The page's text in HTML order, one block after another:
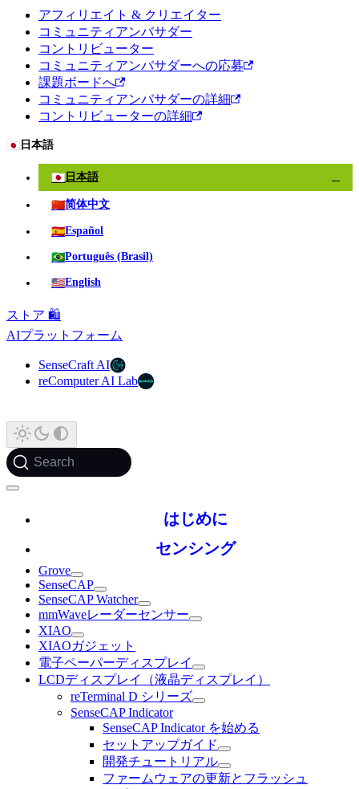
アフィリエイト & クリエイター
コミュニティアンバサダー
コントリビューター
コミュニティアンバサダーへの応募
課題ボードへ
コミュニティアンバサダーの詳細
コントリビューターの詳細
🇯🇵 日本語
🇯🇵 日本語
🇨🇳简体中文
🇪🇸Español
🇧🇷Português (Brasil)
🇺🇸English
ストア 🛍️
AIプラットフォーム
SenseCraft AI
reComputer AI Lab
Search
はじめに
センシング
Grove
SenseCAP
SenseCAP Watcher
mmWaveレーダーセンサー
XIAO
XIAOガジェット
電子ペーパーディスプレイ
LCDディスプレイ（液晶ディスプレイ）
reTerminal D シリーズ
SenseCAP Indicator
SenseCAP Indicator を始める
セットアップガイド
開発チュートリアル
ファームウェアの更新とフラッシュ